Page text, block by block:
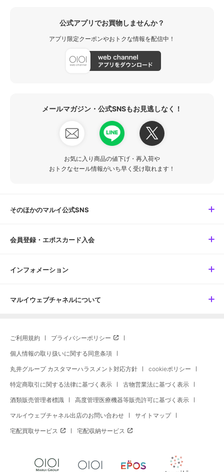
公式アプリでお買物しませんか？
アプリ限定クーポンやおトクな情報を配信中！
メールマガジン・公式SNSもお見逃しなく！
お気に入り商品の値下げ・再入荷や
おトクなセール情報がいち早く受け取れます！
そのほかのマルイ公式SNS
会員登録・エポスカード入会
インフォメーション
マルイウェブチャネルについて
ご利用規約 プライバシーポリシー
個人情報の取り扱いに関する同意条項
丸井グループ カスタマーハラスメント対応方針 cookieポリシー
特定商取引に関する法律に基づく表示 古物営業法に基づく表示
酒類販売管理者標識 高度管理医療機器等販売許可に基づく表示
マルイウェブチャネル出店のお問い合わせ サイトマップ
宅配買取サービス 宅配収納サービス